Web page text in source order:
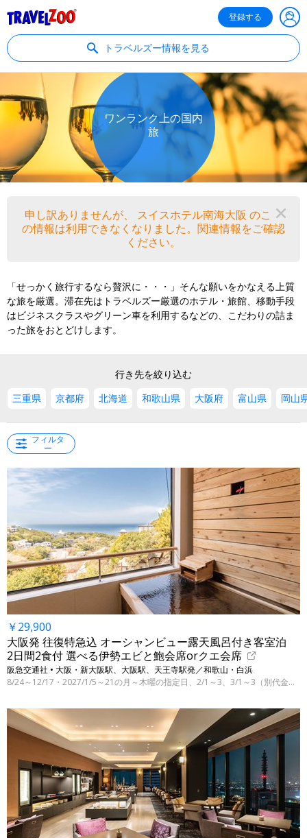
登録する
トラベルズー情報を見る
ワンランク上の国内
旅
申し訳ありませんが、 スイスホテル南海大阪 のこ
の情報は利用できなくなりました。関連情報をご確認
ください。
「せっかく旅行するなら贅沢に・・・」そんな願いをかなえる上質
な旅を厳選。滞在先はトラベルズー厳選のホテル・旅館、移動手段
はビジネスクラスやグリーン車を利用するなどの、こだわりの詰ま
った旅をおとどけします。
行き先を絞り込む
三重県
京都府 北海道 和歌山県 大阪府 富山県 岡山
フィルタ
ー
￥29,900
大阪発 往復特急込 オーシャンビュー露天風呂付き客室泊
2日間2食付 選べる伊勢エビと鮑会席orクエ会席
阪急交通社 • 大阪・新大阪駅、大阪駅、天王寺駅発／和歌山・白浜
8/24～12/17・2027/1/5～21の月～木曜の指定日、2/1～3、3/1～3（別代金にて3/31まで）